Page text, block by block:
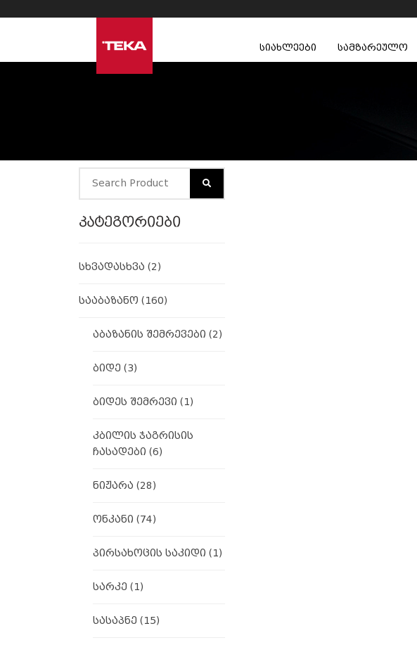
სიახლეები სამზარეულო
კატეგორიები
სხვადასხვა (2)
სააბაზანო (160)
აბაზანის შემრევები (2)
ბიდე (3)
ბიდეს შემრევი (1)
კბილის ჯაგრისის
ჩასადები (6)
ნიჟარა (28)
ონკანი (74)
პირსახოცის საკიდი (1)
სარკე (1)
სასაპნე (15)